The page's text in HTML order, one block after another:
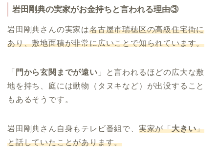
岩田剛典の実家がお金持ちと言われる理由③
岩田剛典さんの実家は名古屋市瑞穂区の高級住宅街に
あり、敷地面積が非常に広いことで知られています。
「 門から玄関までが遠い 」と言われるほどの広大な敷
地を持ち、庭には動物（タヌキなど）が出没すること
もあるそうです。
岩田剛典さん自身もテレビ番組で、 実家が「大きい」
と話していたことがあります。